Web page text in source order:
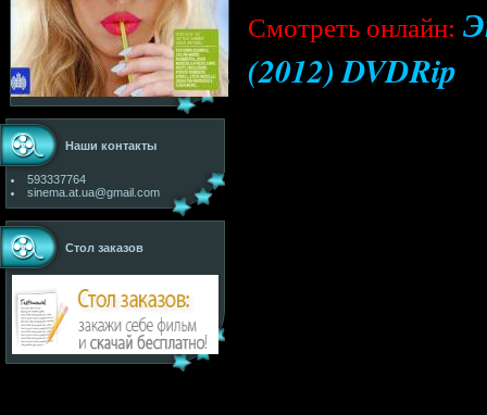
Наши контакты
593337764
sinema.at.ua@gmail.com
Стол заказов
Cмотреть онлайн:
(2012) DVDRip